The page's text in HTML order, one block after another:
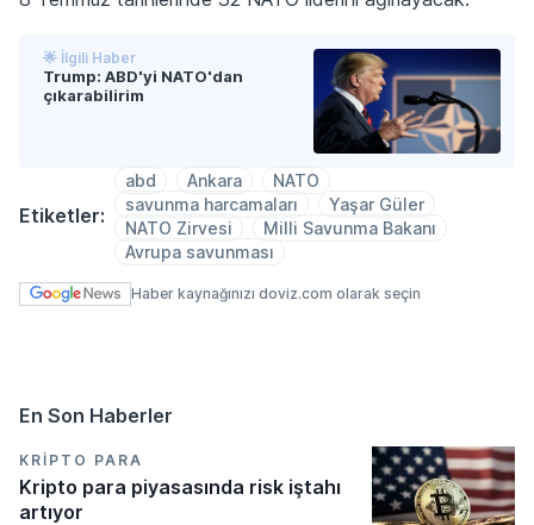
🌟 İlgili Haber
Trump: ABD'yi NATO'dan
çıkarabilirim
Etiketler:
abd Ankara
NATO
savunma harcamaları
Yaşar Güler
NATO Zirvesi
Milli Savunma Bakanı
Avrupa savunması
Haber kaynağınızı doviz.com olarak seçin
En Son Haberler
KRIPTO PARA
Kripto para piyasasında risk iştahı
artıyor